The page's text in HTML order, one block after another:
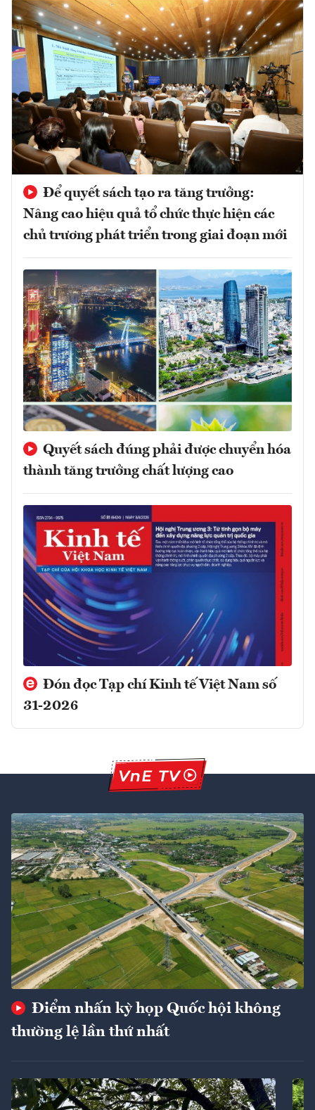
Để quyết sách tạo ra tăng trưởng:
Nâng cao hiệu quả tổ chức thực hiện các
chủ trương phát triển trong giai đoạn mới
Quyết sách đúng phải được chuyển hóa
thành tăng trưởng chất lượng cao
Đón đọc Tạp chí Kinh tế Việt Nam số
31-2026
Điểm nhấn kỳ họp Quốc hội không
thường lệ lần thứ nhất